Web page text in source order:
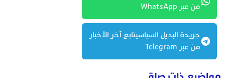
من عبر WhatsApp
جريدة البديل السياسيتابع آخر الأخبار
من عبر Telegram